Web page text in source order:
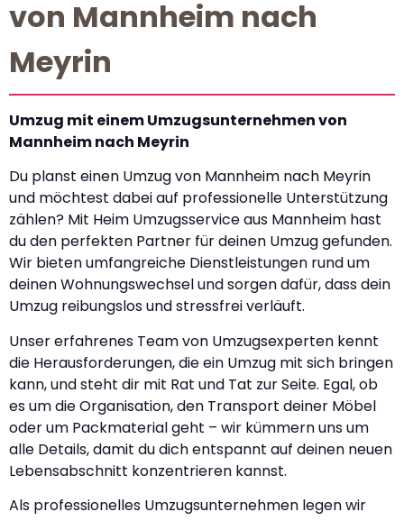
von Mannheim nach
Meyrin
Umzug mit einem Umzugsunternehmen von
Mannheim nach Meyrin
Du planst einen Umzug von Mannheim nach Meyrin
und möchtest dabei auf professionelle Unterstützung
zählen? Mit Heim Umzugsservice aus Mannheim hast
du den perfekten Partner für deinen Umzug gefunden.
Wir bieten umfangreiche Dienstleistungen rund um
deinen Wohnungswechsel und sorgen dafür, dass dein
Umzug reibungslos und stressfrei verläuft.
Unser erfahrenes Team von Umzugsexperten kennt
die Herausforderungen, die ein Umzug mit sich bringen
kann, und steht dir mit Rat und Tat zur Seite. Egal, ob
es um die Organisation, den Transport deiner Möbel
oder um Packmaterial geht – wir kümmern uns um
alle Details, damit du dich entspannt auf deinen neuen
Lebensabschnitt konzentrieren kannst.
Als professionelles Umzugsunternehmen legen wir